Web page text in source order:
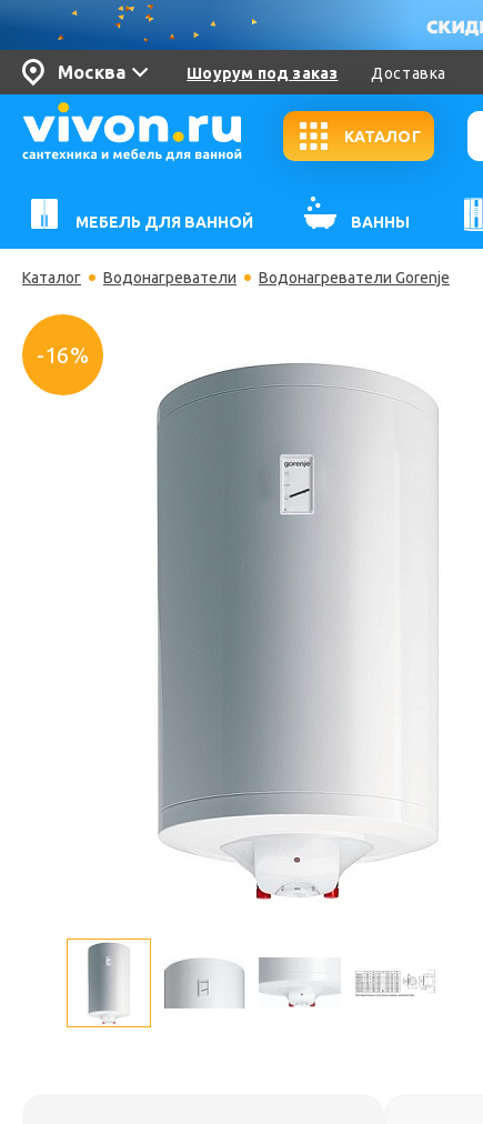
Москва Шоурум под заказ Доставка
КАТАЛОГ
МЕБЕЛЬ ДЛЯ ВАННОЙ ВАННЫ
Каталог Водонагреватели Водонагреватели Gorenje
-16%